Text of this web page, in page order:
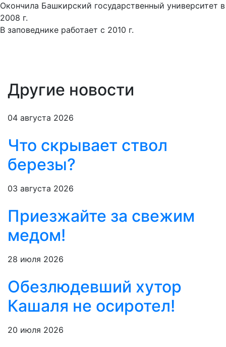
Окончила Башкирский государственный университет в
2008 г.
В заповеднике работает с 2010 г.
Другие новости
04 августа 2026
Что скрывает ствол
березы?
03 августа 2026
Приезжайте за свежим
медом!
28 июля 2026
Обезлюдевший хутор
Кашаля не осиротел!
20 июля 2026